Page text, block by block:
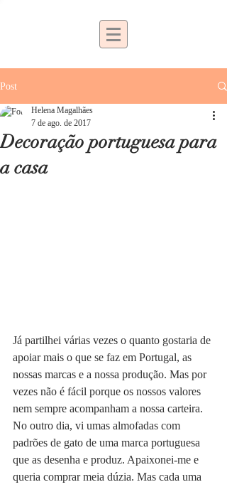
Post
Decoração portuguesa para
a casa
Helena Magalhães
7 de ago. de 2017
Já partilhei várias vezes o quanto gostaria de
apoiar mais o que se faz em Portugal, as
nossas marcas e a nossa produção. Mas por
vezes não é fácil porque os nossos valores
nem sempre acompanham a nossa carteira.
No outro dia, vi umas almofadas com
padrões de gato de uma marca portuguesa
que as desenha e produz. Apaixonei-me e
queria comprar meia dúzia. Mas cada uma